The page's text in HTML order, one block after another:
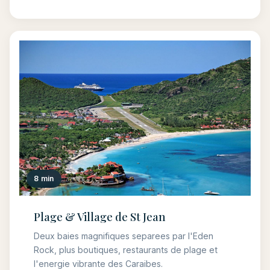
8 min
Plage & Village de St Jean
Deux baies magnifiques separees par l'Eden
Rock, plus boutiques, restaurants de plage et
l'energie vibrante des Caraibes.